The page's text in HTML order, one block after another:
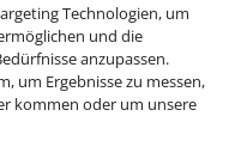
Technologien, um
und die
anzupassen.
um Ergebnisse zu messen,
kommen oder um unsere